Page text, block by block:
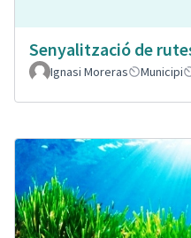
Senyalització de
Ignasi Moreras
Municipi